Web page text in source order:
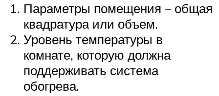
Параметры помещения – общая
квадратура или объем.
Уровень температуры в
комнате, которую должна
поддерживать система
обогрева.